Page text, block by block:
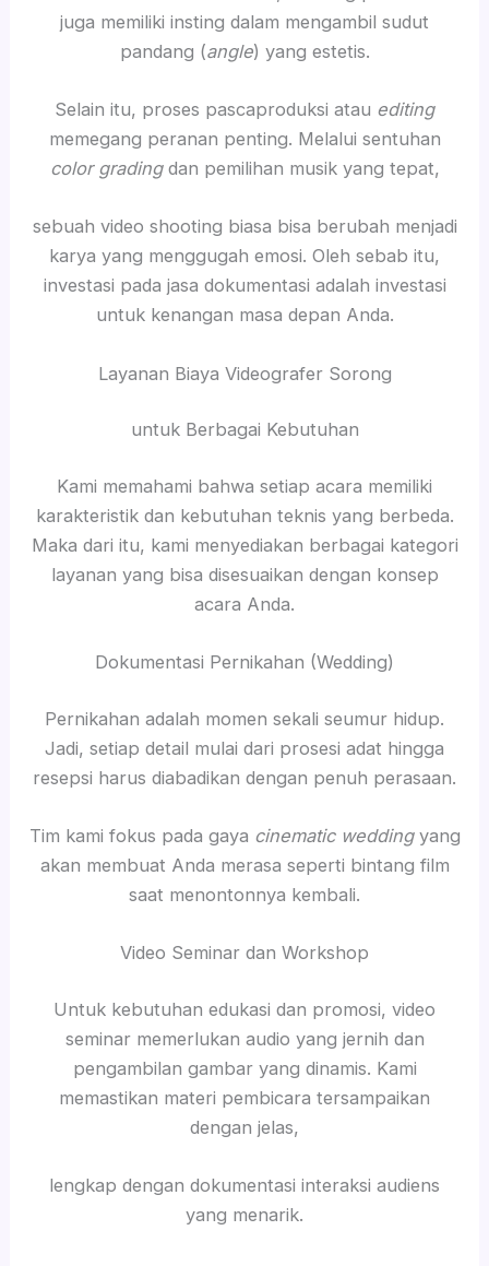
juga memiliki insting dalam mengambil sudut
pandang (angle) yang estetis.
Selain itu, proses pascaproduksi atau editing
memegang peranan penting. Melalui sentuhan
color gradingdan pemilihan musik yang tepat,
sebuah video shooting biasa bisa berubah menjadi
karya yang menggugah emosi. Oleh sebab itu,
investasi pada jasa dokumentasi adalah investasi
untuk kenangan masa depan Anda.
Layanan Biaya Videografer Sorong
untuk Berbagai Kebutuhan
Kami memahami bahwa setiap acara memiliki
karakteristik dan kebutuhan teknis yang berbeda.
Maka dari itu, kami menyediakan berbagai kategori
layanan yang bisa disesuaikan dengan konsep
acara Anda.
Dokumentasi Pernikahan (Wedding)
Pernikahan adalah momen sekali seumur hidup.
Jadi, setiap detail mulai dari prosesi adat hingga
resepsi harus diabadikan dengan penuh perasaan.
Tim kami fokus pada gaya cinematic weddingyang
akan membuat Anda merasa seperti bintang film
saat menontonnya kembali.
Video Seminar dan Workshop
Untuk kebutuhan edukasi dan promosi, video
seminar memerlukan audio yang jernih dan
pengambilan gambar yang dinamis. Kami
memastikan materi pembicara tersampaikan
dengan jelas,
lengkap dengan dokumentasi interaksi audiens
yang menarik.